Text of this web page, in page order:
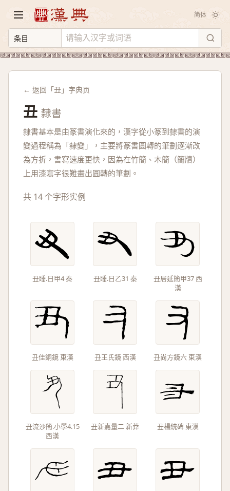
简体
← 返回「丑」字典页
丑 隸書
隸書基本是由篆書演化來的，漢字從小篆到隸書的演
變過程稱為「隸變」，主要將篆書圓轉的筆劃逐漸改
為方折，書寫速度更快，因為在竹簡、木簡（簡牘）
上用漆寫字很難畫出圓轉的筆劃。
共 14 个字形实例
丑睡.日甲4 秦 丑睡.日乙31 秦
丑居延簡甲37 西
漢
丑佳銅鏡 東漢 丑王氏鏡 西漢 丑尚方鏡六 東漢
丑流沙簡.小學4.15
西漢
丑新嘉量二 新莽 丑楊統碑 東漢